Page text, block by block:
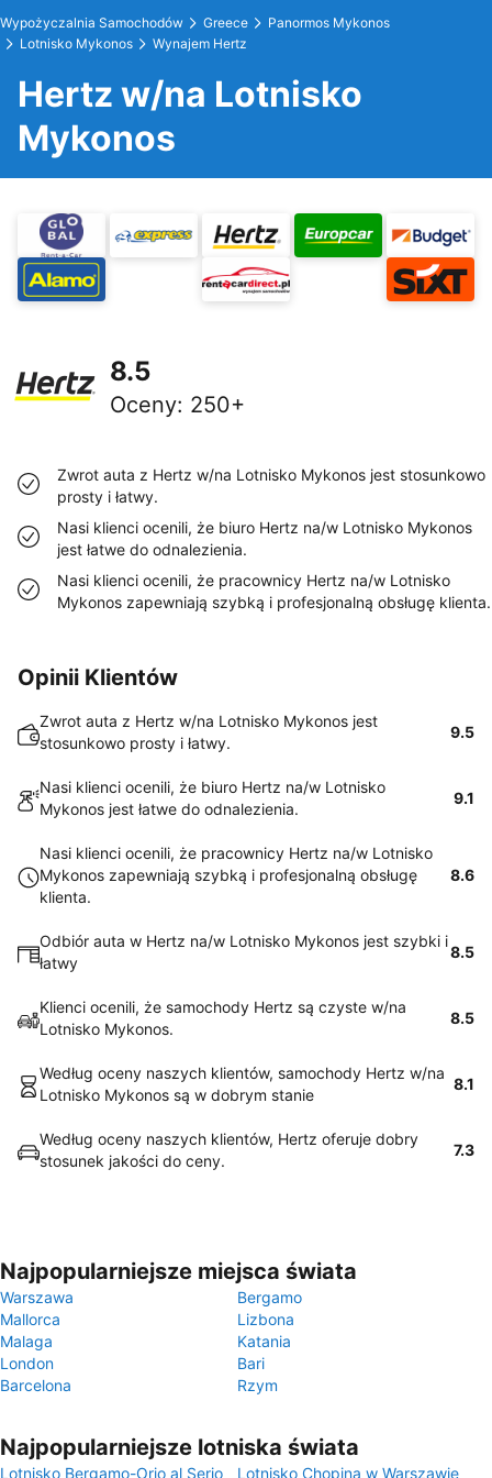
Wypożyczalnia Samochodów Greece
Panormos Mykonos
Lotnisko Mykonos
Wynajem Hertz
Hertz w/na Lotnisko
Mykonos
8.5
Oceny: 250+
Zwrot auta z Hertz w/na Lotnisko Mykonos jest stosunkowo
prosty i łatwy.
Nasi klienci ocenili, że biuro Hertz na/w Lotnisko Mykonos
jest łatwe do odnalezienia.
Nasi klienci ocenili, że pracownicy Hertz na/w Lotnisko
Mykonos zapewniają szybką i profesjonalną obsługę klienta.
Opinii Klientów
Zwrot auta z Hertz w/na Lotnisko Mykonos jest
stosunkowo prosty i łatwy.
9.5
Nasi klienci ocenili, że biuro Hertz na/w Lotnisko
Mykonos jest łatwe do odnalezienia.
9.1
Nasi klienci ocenili, że pracownicy Hertz na/w Lotnisko
Mykonos zapewniają szybką i profesjonalną obsługę
klienta.
8.6
Odbiór auta w Hertz na/w Lotnisko Mykonos jest szybki i
łatwy
8.5
Klienci ocenili, że samochody Hertz są czyste w/na
Lotnisko Mykonos.
8.5
Według oceny naszych klientów, samochody Hertz w/na
Lotnisko Mykonos są w dobrym stanie
8.1
Według oceny naszych klientów, Hertz oferuje dobry
stosunek jakości do ceny.
7.3
Najpopularniejsze miejsca świata
Warszawa
Bergamo
Mallorca
Lizbona
Malaga
Katania
London
Bari
Barcelona
Rzym
Najpopularniejsze lotniska świata
Lotnisko Bergamo-Orio al Serio Lotnisko Chopina w Warszawie